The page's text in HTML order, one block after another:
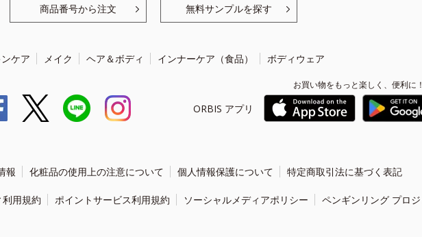
商品番号から注文 無料サンプルを探す
ケア メイク ヘア＆ボディ インナーケア（食品） ボディウェア
ORBIS アプリ
お買い物をもっと楽しく、便利に！
報 化粧品の使用上の注意について 個人情報保護について 特定商取引法に基づく表記
用規約 ポイントサービス利用規約 ソーシャルメディアポリシー ペンギンリング プロジ